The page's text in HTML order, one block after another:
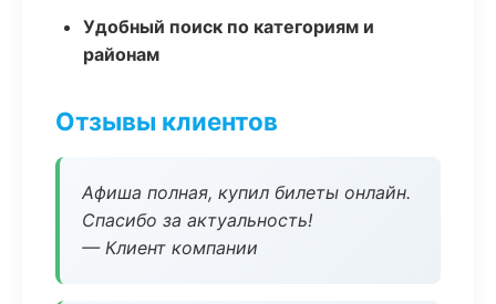
Удобный поиск по категориям и
районам
Отзывы клиентов
Афиша полная, купил билеты онлайн.
Спасибо за актуальность!
— Клиент компании